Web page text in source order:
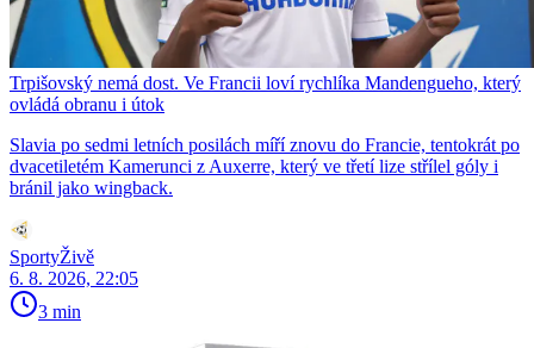
Trpišovský nemá dost. Ve Francii loví rychlíka Mandengueho, který
ovládá obranu i útok
Slavia po sedmi letních posilách míří znovu do Francie, tentokrát po
dvacetiletém Kamerunci z Auxerre, který ve třetí lize střílel góly i
bránil jako wingback.
SportyŽivě
6. 8. 2026, 22:05
3 min